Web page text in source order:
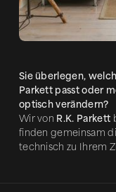
Sie überlegen,
Parkett passt oder
optisch verändern?
Wir von R.K. Parkett
finden gemeinsam
technisch zu Ihrem